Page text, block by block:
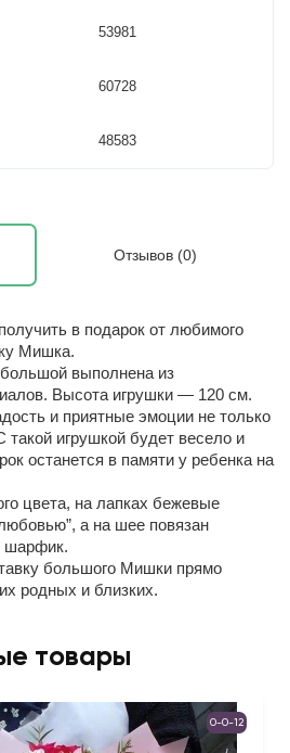
53981
60728
48583
Отзывов (0)
в подарок от любимого
Мишка.
выполнена из
Высота игрушки — 120 см.
и приятные эмоции не только
игрушкой будет весело и
останется в памяти у ребенка на
цвета, на лапках бежевые
а на шее повязан
шарфик.
большого Мишки прямо
родных и близких.
товары
0-0-12